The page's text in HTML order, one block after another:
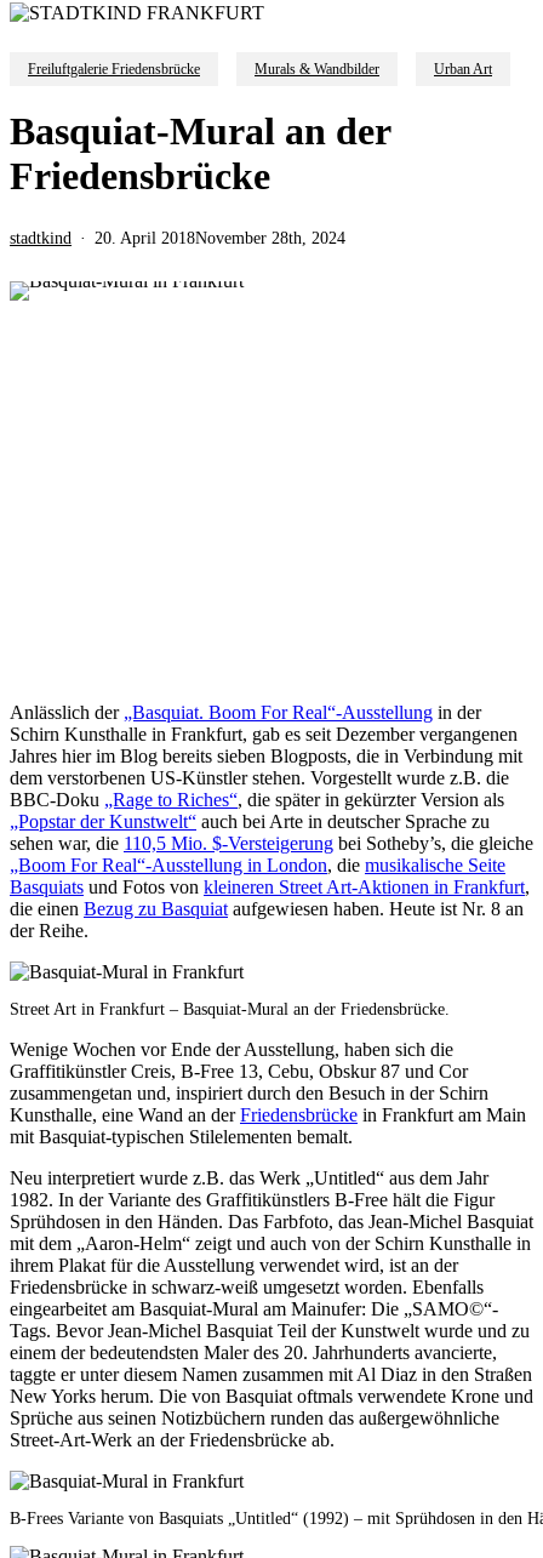
Freiluftgalerie Friedensbrücke Murals & Wandbilder Urban Art
Basquiat-Mural an der
Friedensbrücke
stadtkind 20. April 2018November 28th, 2024
Anlässlich der „Basquiat. Boom For Real“-Ausstellung in der
Schirn Kunsthalle in Frankfurt, gab es seit Dezember vergangenen
Jahres hier im Blog bereits sieben Blogposts, die in Verbindung mit
dem verstorbenen US-Künstler stehen. Vorgestellt wurde z.B. die
BBC-Doku „Rage to Riches“, die später in gekürzter Version als
„Popstar der Kunstwelt“ auch bei Arte in deutscher Sprache zu
sehen war, die 110,5 Mio. $-Versteigerung bei Sotheby’s, die gleiche
„Boom For Real“-Ausstellung in London, die musikalische Seite
Basquiats und Fotos von kleineren Street Art-Aktionen in Frankfurt,
die einen Bezug zu Basquiat aufgewiesen haben. Heute ist Nr. 8 an
der Reihe.
Street Art in Frankfurt – Basquiat-Mural an der Friedensbrücke.
Wenige Wochen vor Ende der Ausstellung, haben sich die
Graffitikünstler Creis, B-Free 13, Cebu, Obskur 87 und Cor
zusammengetan und, inspiriert durch den Besuch in der Schirn
Kunsthalle, eine Wand an derFriedensbrücke in Frankfurt am Main
mit Basquiat-typischen Stilelementen bemalt.
Neu interpretiert wurde z.B. das Werk „Untitled“ aus dem Jahr
1982. In der Variante des Graffitikünstlers B-Free hält die Figur
Sprühdosen in den Händen. Das Farbfoto, das Jean-Michel Basquiat
mit dem „Aaron-Helm“ zeigt und auch von der Schirn Kunsthalle in
ihrem Plakat für die Ausstellung verwendet wird, ist an der
Friedensbrücke in schwarz-weiß umgesetzt worden. Ebenfalls
eingearbeitet am Basquiat-Mural am Mainufer: Die „SAMO©“-
Tags. Bevor Jean-Michel Basquiat Teil der Kunstwelt wurde und zu
einem der bedeutendsten Maler des 20. Jahrhunderts avancierte,
taggte er unter diesem Namen zusammen mit Al Diaz in den Straßen
New Yorks herum. Die von Basquiat oftmals verwendete Krone und
Sprüche aus seinen Notizbüchern runden das außergewöhnliche
Street-Art-Werk an der Friedensbrücke ab.
B-Frees Variante von Basquiats „Untitled“ (1992) – mit Sprühdosen in den